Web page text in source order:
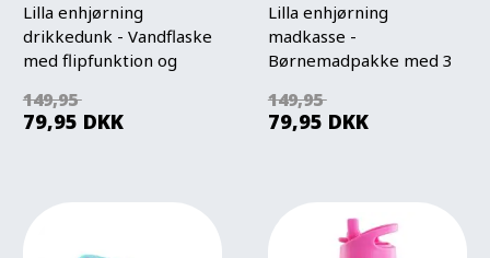
Lilla enhjørning
drikkedunk - Vandflaske
med flipfunktion og
149,95
79,95 DKK
Lilla enhjørning
madkasse -
Børnemadpakke med 3
149,95
79,95 DKK